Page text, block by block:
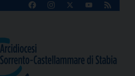
FacebookInstagram
X
YouTube
Feed